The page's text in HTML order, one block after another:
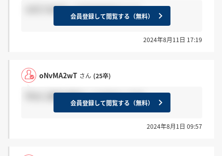
20代で800万って行きますか？？？
会員登録して閲覧する（無料）
2024年8月11日 17:19
oNvMA2wT さん (25卒)
早めに選考対策をした方がよいです。
会員登録して閲覧する（無料）
2024年8月1日 09:57